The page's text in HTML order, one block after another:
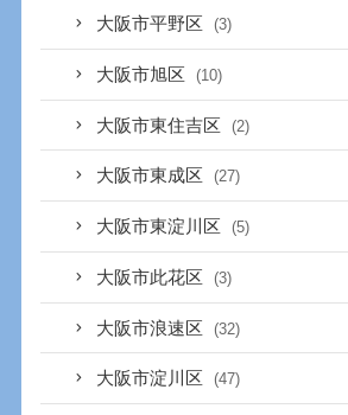
大阪市平野区 (3)
大阪市旭区 (10)
大阪市東住吉区 (2)
大阪市東成区 (27)
大阪市東淀川区 (5)
大阪市此花区 (3)
大阪市浪速区 (32)
大阪市淀川区 (47)